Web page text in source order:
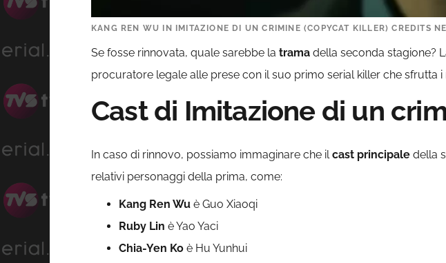
KANG REN WU IN IMITAZIONE DI UN CRIMINE (COPYCAT KILLER) CREDITS
Se fosse rinnovata, quale sarebbe la trama della seconda stagione?
procuratore legale alle prese con il suo primo serial killer che sfrutta
Cast di Imitazione di un
In caso di rinnovo, possiamo immaginare che ilcast principale della
relativi personaggi della prima, come:
Kang Ren Wu è Guo Xiaoqi
Ruby Lin è Yao Yaci
Chia-Yen Ko è Hu Yunhui